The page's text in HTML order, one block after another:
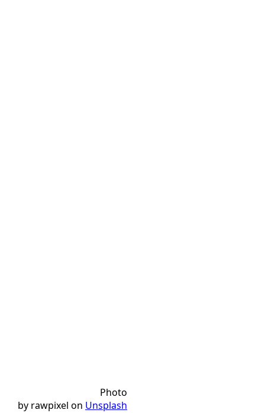
Photo
by rawpixel on Unsplash